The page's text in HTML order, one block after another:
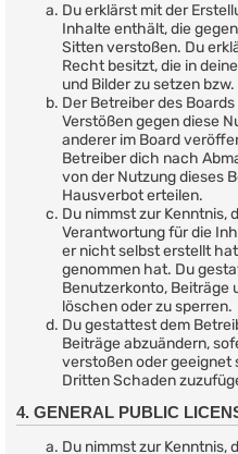
Du erklärst mit der
Inhalte enthält, die
Sitten verstoßen. Du
Recht besitzt, die in
und Bilder zu setzen
Der Betreiber des
Verstößen gegen diese
anderer im Board
Betreiber dich nach
von der Nutzung dieses
Hausverbot erteilen.
Du nimmst zur Kenntnis,
Verantwortung für die
er nicht selbst erstellt
genommen hat. Du
Benutzerkonto, Beiträge
löschen oder zu sperren.
Du gestattest dem
Beiträge abzuändern,
verstoßen oder geeignet
Dritten Schaden
4. GENERAL PUBLIC
Du nimmst zur Kenntnis,